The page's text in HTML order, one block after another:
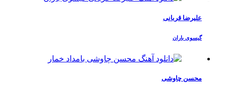
علیرضا قربانی
گیسوی باران
محسن چاوشی